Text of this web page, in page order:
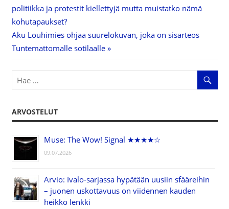
Artikkelien
selaus
Post:
politiikka ja protestit kiellettyjä mutta muistatko nämä
kohutapaukset?
Next
Post:
Aku Louhimies ohjaa suurelokuvan, joka on sisarteos
Tuntemattomalle sotilaalle
ARVOSTELUT
Muse: The Wow! Signal ★★★★☆
09.07.2026
Arvio: Ivalo-sarjassa hypätään uusiin sfääreihin
– juonen uskottavuus on viidennen kauden
heikko lenkki